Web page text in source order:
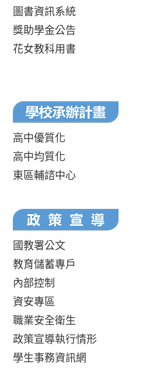
圖書資訊系統
獎助學金公告
花女教科用書
高中優質化
高中均質化
東區輔諮中心
國教署公文
教育儲蓄專戶
內部控制
資安專區
職業安全衛生
政策宣導執行情形
學生事務資訊網